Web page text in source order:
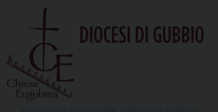
DIOCESI DI GUBBIO